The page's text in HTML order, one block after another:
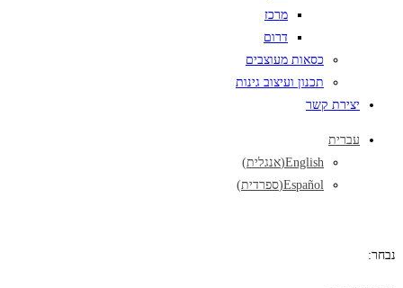
מרכז
דרום
כסאות מעוצבים
תכנון ועיצוב גינות
יצירת קשר
עברית
English
(אנגלית)
Español
(ספרדית)
נבחר: